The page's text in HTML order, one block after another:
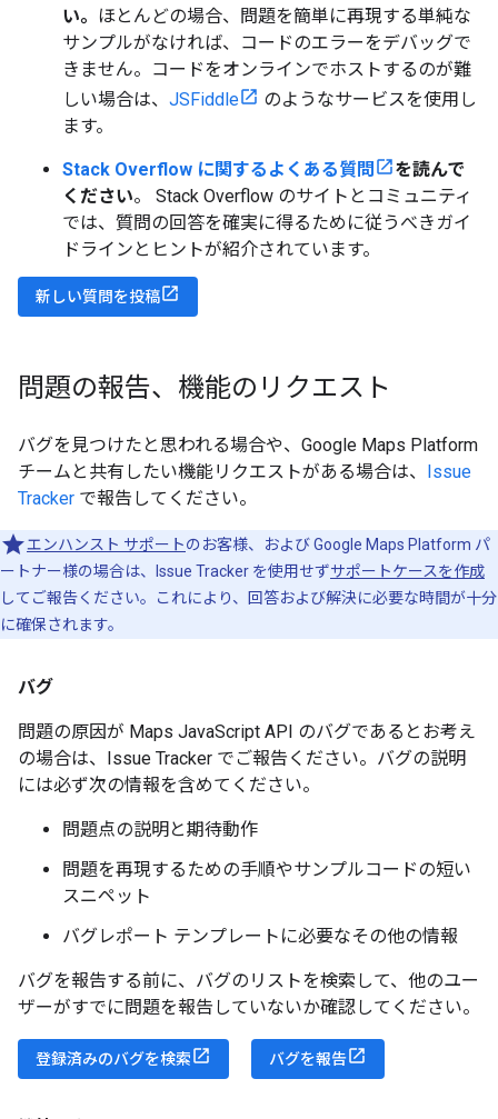
い。 ほとんどの場合、問題を簡単に再現する単純な
サンプルがなければ、コードのエラーをデバッグで
きません。コードをオンラインでホストするのが難
しい場合は、 JSFiddle
のようなサービスを使用し
ます。
Stack Overflow に関するよくある質問
を読んで
ください。 Stack Overflow のサイトとコミュニティ
では、質問の回答を確実に得るために従うべきガイ
ドラインとヒントが紹介されています。
新しい質問を投稿
問題の報告、機能のリクエスト
バグを見つけたと思われる場合や、Google Maps Platform
チームと共有したい機能リクエストがある場合は、 Issue
Tracker で報告してください。
エンハンスト サポートのお客様、および Google Maps Platform パ
ートナー様の場合は、Issue Tracker を使用せずサポートケースを作成
してご報告ください。これにより、回答および解決に必要な時間が十分
に確保されます。
バグ
問題の原因が Maps JavaScript API のバグであるとお考え
の場合は、Issue Tracker でご報告ください。バグの説明
には必ず次の情報を含めてください。
問題点の説明と期待動作
問題を再現するための手順やサンプルコードの短い
スニペット
バグレポート テンプレートに必要なその他の情報
バグを報告する前に、バグのリストを検索して、他のユー
ザーがすでに問題を報告していないか確認してください。
登録済みのバグを検索 バグを報告